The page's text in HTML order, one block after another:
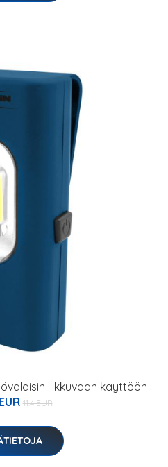
liikkuvaan käyttöön
11.4 EUR